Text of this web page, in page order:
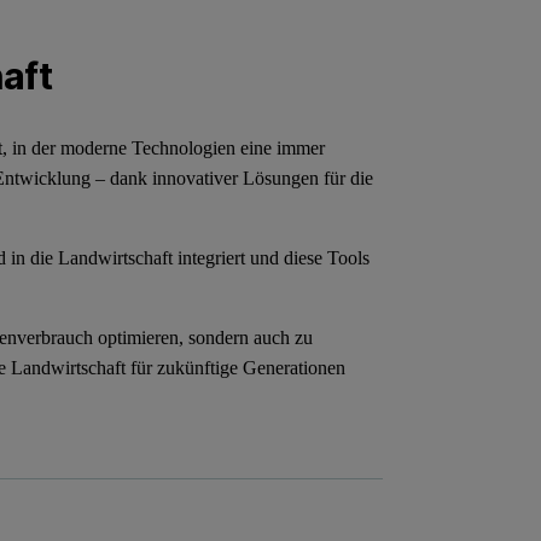
der moderne Technologien eine immer
– dank innovativer Lösungen für die
die Landwirtschaft integriert und diese Tools
optimieren, sondern auch zu
Landwirtschaft für zukünftige Generationen